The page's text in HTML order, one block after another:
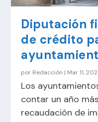
Diputación
de crédito
por Redacción | Mar 11,
Los
contar un año
recaudación de